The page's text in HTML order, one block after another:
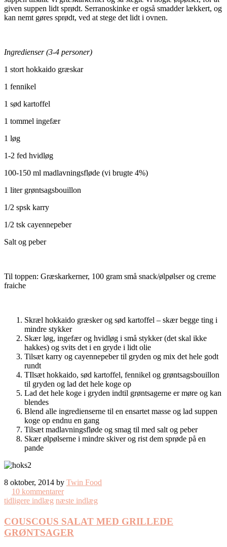
given suppen lidt sprødt. Serranoskinke er også smadder lækkert, og
kan nemt gøres sprødt, ved at stege det lidt i ovnen.
Ingredienser (3-4 personer)
1 stort hokkaido græskar
1 fennikel
1 sød kartoffel
1 tommel ingefær
1 løg
1-2 fed hvidløg
100-150 ml madlavningsfløde (vi brugte 4%)
1 liter grøntsagsbouillon
1/2 spsk karry
1/2 tsk cayennepeber
Salt og peber
Til toppen: Græskarkerner, 100 gram små snack/ølpølser og creme
fraiche
Skræl hokkaido græsker og sød kartoffel – skær begge ting i
mindre stykker
Skær løg, ingefær og hvidløg i små stykker (det skal ikke
hakkes) og svits det i en gryde i lidt olie
Tilsæt karry og cayennepeber til gryden og mix det hele godt
rundt
TIlsæt hokkaido, sød kartoffel, fennikel og grøntsagsbouillon
til gryden og lad det hele koge op
Lad det hele koge i gryden indtil grøntsagerne er møre og kan
blendes
Blend alle ingredienserne til en ensartet masse og lad suppen
koge op endnu en gang
Tilsæt madlavningsfløde og smag til med salt og peber
Skær ølpølserne i mindre skiver og rist dem sprøde på en
pande
8 oktober, 2014 by Twin Food
10 kommentarer
tidligere indlæg næste indlæg
COUSCOUS SALAT MED GRILLEDE
GRØNTSAGER